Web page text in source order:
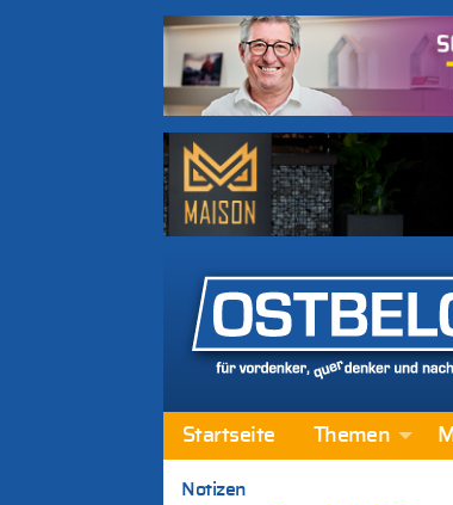
Startseite Themen
Notizen